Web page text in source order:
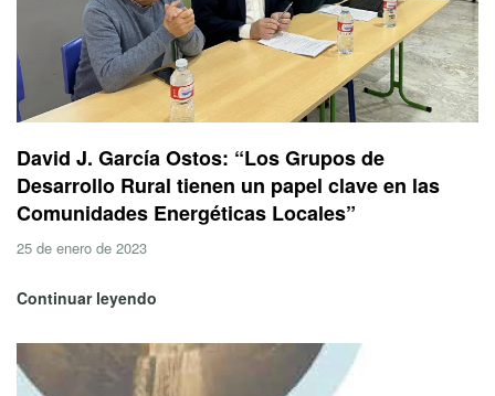
David J. García Ostos: “Los Grupos de
Desarrollo Rural tienen un papel clave en las
Comunidades Energéticas Locales”
25 de enero de 2023
Continuar leyendo